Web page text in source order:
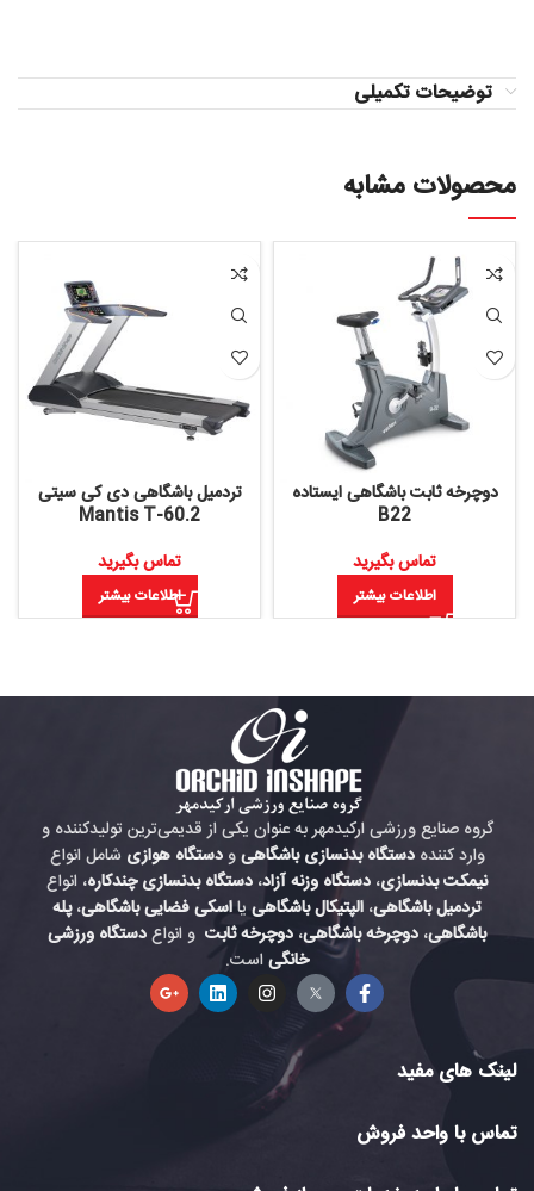
توضیحات تکمیلی
محصولات مشابه
دوچرخه ثابت باشگاهی ایستاده
B22
تماس بگیرید
اطلاعات بیشتر
تردمیل باشگاهی دی کی سیتی
Mantis T-60.2
تماس بگیرید
اطلاعات بیشتر
گروه صنایع ورزشی ارکیدمهر به عنوان یکی از قدیمی‌ترین تولیدکننده و
وارد کنندهدستگاه بدنسازی باشگاهیودستگاه هوازی شامل انواع
نیمکت بدنسازی، دستگاه وزنه آزاد، دستگاه بدنسازی چندکاره، انواع
تردمیل باشگاهی، الپتیکال باشگاهی یااسکی فضایی باشگاهی،پله
باشگاهی، دوچرخه باشگاهی، دوچرخه ثابت و انواعدستگاه ورزشی
خانگیاست.
لینک های مفید
تماس با واحد فروش